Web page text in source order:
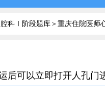
科Ⅰ阶段题库＞ 重庆住院医师
后可以立即打开人孔门